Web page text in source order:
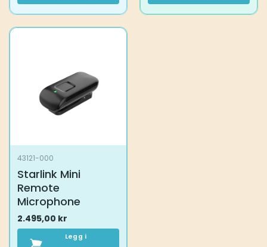
43121-000
Starlink Mini
Remote
Microphone
2.495,00 kr
Legg i